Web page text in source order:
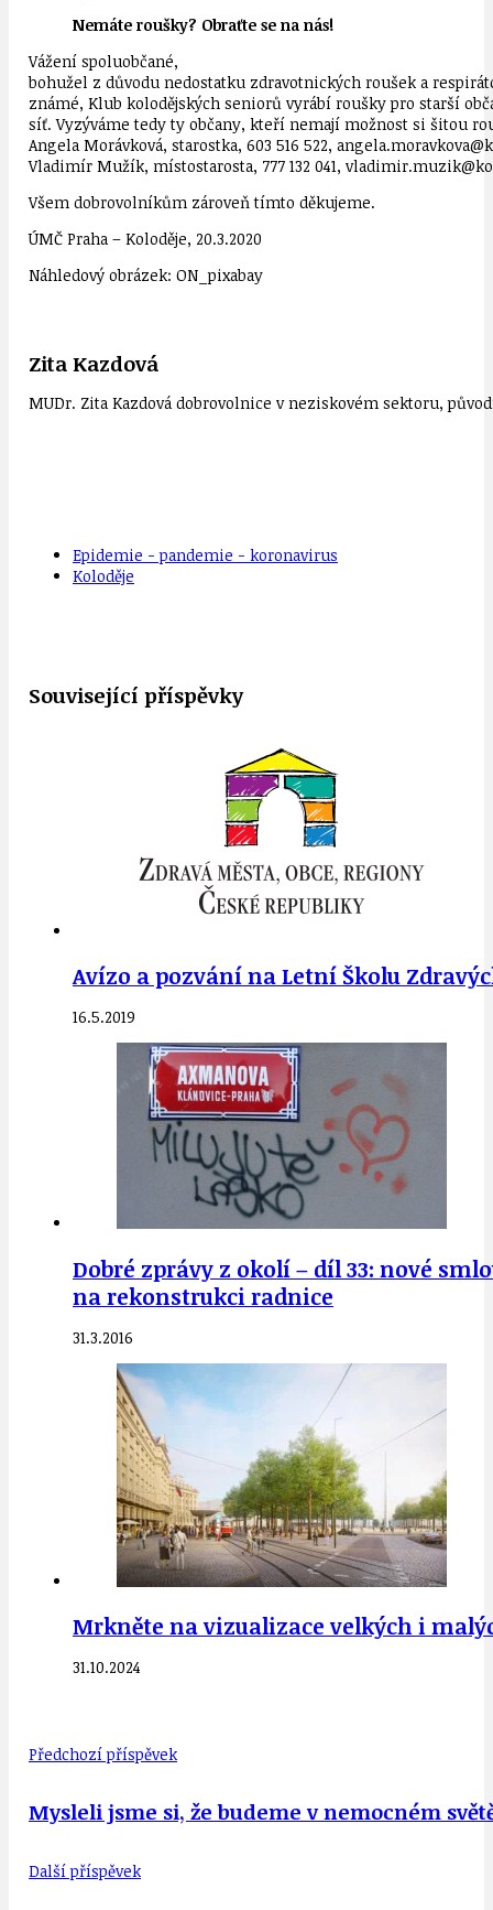
Nemáte roušky? Obraťte se na nás!
Vážení spoluobčané,
bohužel z důvodu nedostatku zdravotnických roušek a
známé, Klub kolodějských seniorů vyrábí roušky pro starší
síť. Vyzýváme tedy ty občany, kteří nemají možnost si šitou
Angela Morávková, starostka, 603 516 522,
Vladimír Mužík, místostarosta, 777 132 041,
Všem dobrovolníkům zároveň tímto děkujeme.
ÚMČ Praha – Koloděje, 20.3.2020
Náhledový obrázek: ON_pixabay
Zita Kazdová
MUDr. Zita Kazdová dobrovolnice v neziskovém sektoru,
Epidemie - pandemie - koronavirus
Koloděje
Související příspěvky
Avízo a pozvání na Letní Školu
16.5.2019
Dobré zprávy z okolí – díl 33: nové
na rekonstrukci radnice
31.3.2016
Mrkněte na vizualizace velkých i
31.10.2024
Předchozí příspěvek
Mysleli jsme si, že budeme v nemocném
Další příspěvek